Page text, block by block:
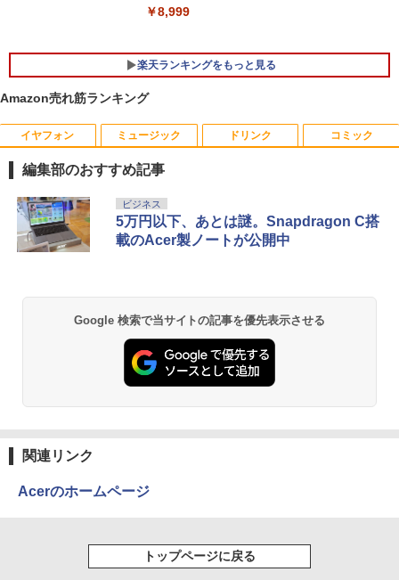
【中古】【モニターにムラあり・激安ご
モリー8GB / Windows11 / USB / micro
SD / type-C / Bluetooth / HDMI / ACア
2年保証 激安 高性能 ゲーム 本体のみ PC
￥45,700
￥8,999
楽天ランキングをもっと見る
1
あさドラ！（10） （ビッグ コミックス
〔スペシャル〕） [ 浦沢直樹 ]
￥880
特装版 （講談社キャラクターズA） [ 小
￥1,650
Amazon売れ筋ランキング
イヤフォン
Anker Soundcore P40i オフホワイト
￥5,990
Anker Soundcore P31i ブラック
レスイヤホン bluetooth イヤホン V12 小型
軽量 ブルートゥースHi-Fi 最大36時間再生 ぶ
ミュージック
BRUCE WAYNE feat. Flo Milli, ATL Jacob
[Explicit]
￥250
BRUCE WAYNE feat. Flo Milli, ATL Jacob
[Explicit]
￥250
￥250
ドリンク
【Amazon.co.jp限定】 い・ろ・は・す 2L P
ET ラベルレス ×8本
￥1,001
by Amazon 天然水 ラベルレス 500ml ×24本
富士山の天然水 バナジウム含有 水 ミネラル
ウォーター ペットボトル 静岡県産 500ミリリ
ットル (Smart Basic)
￥1,380
by Amazon 炭酸水 ラベルレス 500ml ×24本
強炭酸水 ペットボトル 500ミリリットル (Sm
コミック
薬屋のひとりごと 17巻 (デジタル版ビッグガ
ンガンコミックス)
￥770
異世界居酒屋「のぶ」(22) (角川コミックス・
エース)
￥832
版ビッグガンガンコミックス)
編集部のおすすめ記事
ビジネス
5万円以下、あとは謎。Snapdragon C搭
載のAcer製ノートが公開中
Google 検索で当サイトの記事を優先表示させる
関連リンク
Acerのホームページ
トップページに戻る